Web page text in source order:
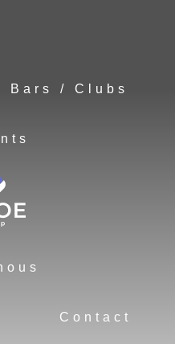
Bars / Clubs
Contact